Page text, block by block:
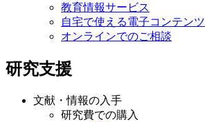
教育情報サービス
自宅で使える電子コンテンツ
オンラインでのご相談
研究支援
文献・情報の入手
研究費での購入